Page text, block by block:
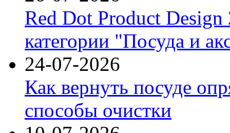
Red Dot Product Design
категории "Посуда и
24-07-2026
Как вернуть посуде
способы очистки